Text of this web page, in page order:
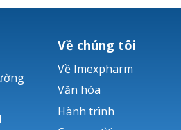
Về chúng tôi
Về Imexpharm
Văn hóa
Hành trình